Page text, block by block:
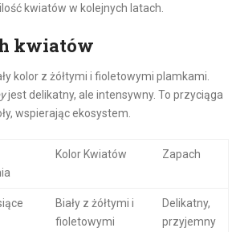
kwiatów w kolejnych latach.
kwiatów
kolor z żółtymi i fioletowymi plamkami.
jest delikatny, ale intensywny. To przyciąga
wspierając ekosystem.
Kolor Kwiatów Zapach
Biały z żółtymi i
fioletowymi
Delikatny,
przyjemny